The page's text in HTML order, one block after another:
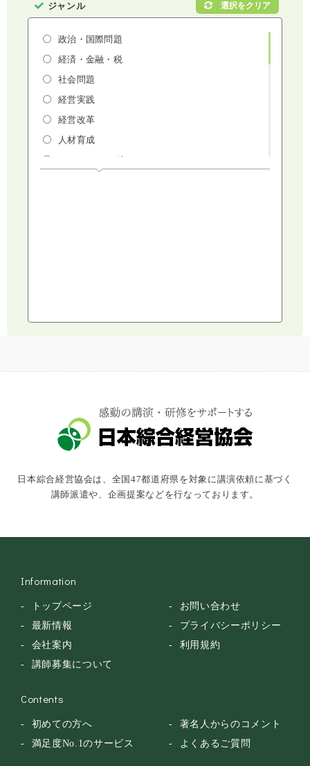
ジャンル
政治・国際問題
経済・金融・税
社会問題
経営実践
経営改革
人材育成
マーケティング
コミュニケーション・話し方
キャスター・アナウンサー
俳優・タレント・モデル
落語・講談・色物
安全大会
日本綜合経営協会は、全国47都道府県を対象に講演依頼に基づく
講師派遣や、企画提案などを行なっております。
Information
トップページ
最新情報
会社案内
講師募集について
お問い合わせ
プライバシーポリシー
利用規約
Contents
初めての方へ
満足度No.1のサービス
著名人からのコメント
よくあるご質問